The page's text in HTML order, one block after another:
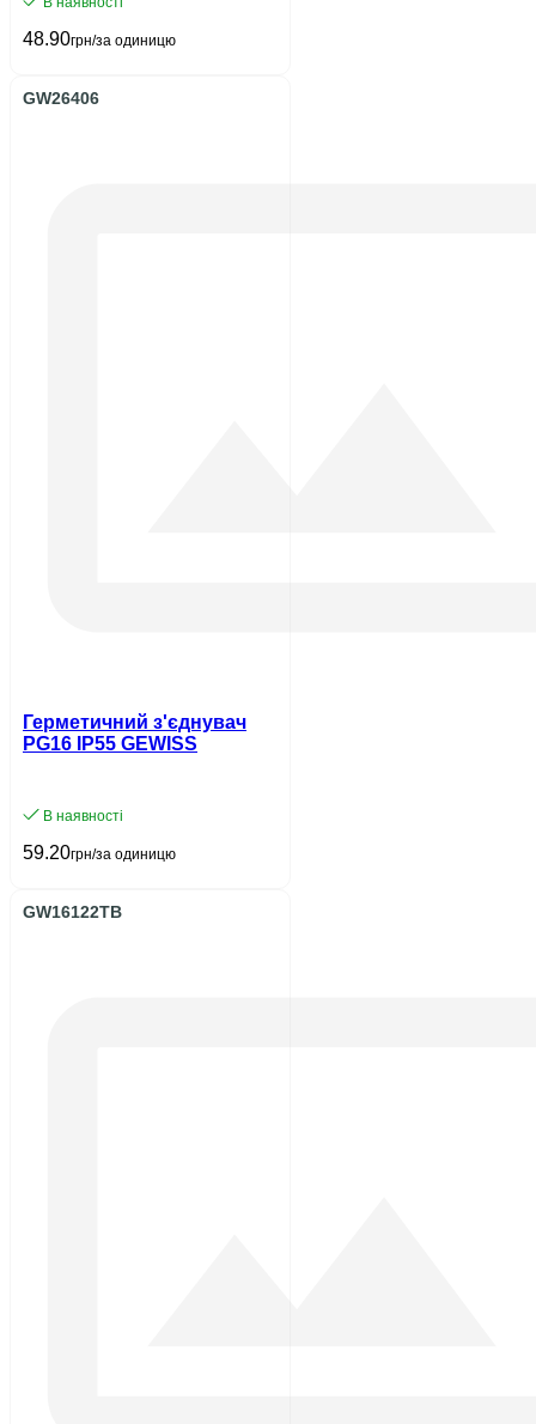
48.90грн/за одиницю
GW26406
Герметичний з'єднувач
PG16 IP55 GEWISS
В наявності
59.20грн/за одиницю
GW16122TB